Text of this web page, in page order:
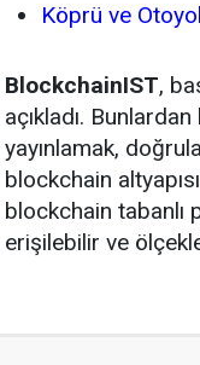
Köprü ve
BlockchainIST,
açıkladı.
yayınlamak,
blockchain
blockchain tabanlı
erişilebilir ve